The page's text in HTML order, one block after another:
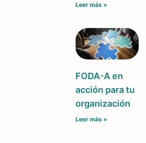
Leer más »
FODA-A en
acción para tu
organización
Leer más »